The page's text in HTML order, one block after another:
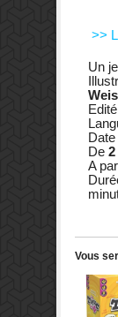
>>
Un
De 2
A
Vous